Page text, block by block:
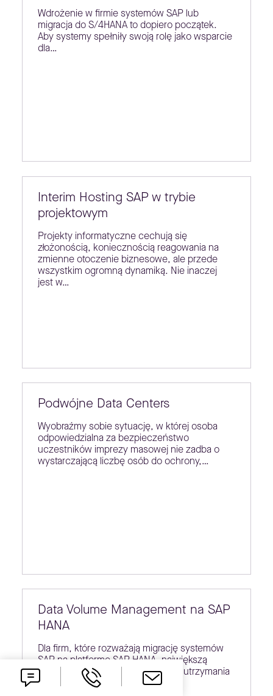
Wdrożenie w firmie systemów SAP lub
migracja do S/4HANA to dopiero początek.
Aby systemy spełniły swoją rolę jako wsparcie
dla…
Interim Hosting SAP w trybie
projektowym
Projekty informatyczne cechują się
złożonością, koniecznością reagowania na
zmienne otoczenie biznesowe, ale przede
wszystkim ogromną dynamiką. Nie inaczej
jest w…
Podwójne Data Centers
Wyobraźmy sobie sytuację, w której osoba
odpowiedzialna za bezpieczeństwo
uczestników imprezy masowej nie zadba o
wystarczającą liczbę osób do ochrony,…
Data Volume Management na SAP
HANA
Dla firm, które rozważają migrację systemów
SAP na platformę SAP HANA, największą
barierą wejścia jest koszt zakupu i utrzymania
platformy…